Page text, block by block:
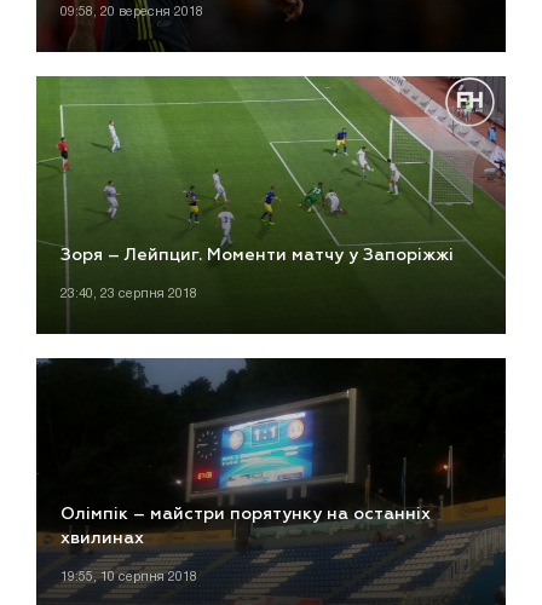
09:58, 20 вересня 2018
Зоря – Лейпциг. Моменти матчу у Запоріжжі
23:40, 23 серпня 2018
Олімпік – майстри порятунку на останніх
хвилинах
19:55, 10 серпня 2018